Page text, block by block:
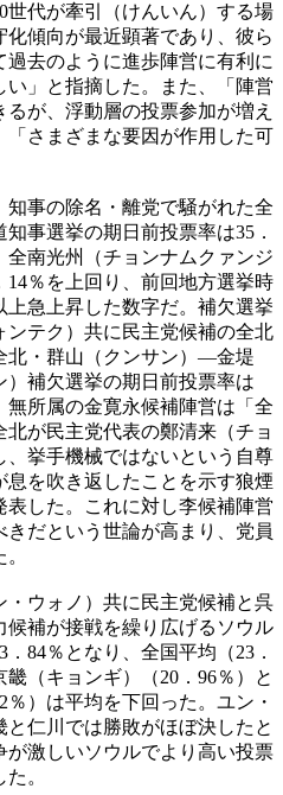
世代が牽引（けんいん）する場
化傾向が最近顕著であり、彼ら
去のように進歩陣営に有利に
」と指摘した。また、「陣営
が、浮動層の投票参加が増え
さまざまな要因が作用した可
事の除名・離党で騒がれた全
事選挙の期日前投票率は35．
南光州（チョンナムクァンジ
14％を上回り、前回地方選挙時
上急上昇した数字だ。補欠選挙
テク）共に民主党候補の全北
北・群山（クンサン）―金堤
補欠選挙の期日前投票率は
無所属の金寛永候補陣営は「全
が民主党代表の鄭清来（チョ
、挙手機械ではないという自尊
を吹き返したことを示す狼煙
表した。これに対し李候補陣営
だという世論が高まり、党員
ウォノ）共に民主党候補と呉
補が接戦を繰り広げるソウル
84％となり、全国平均（23．
（キョンギ）（20．96％）と
）は平均を下回った。ユン・
仁川では勝敗がほぼ決したと
激しいソウルでより高い投票
。